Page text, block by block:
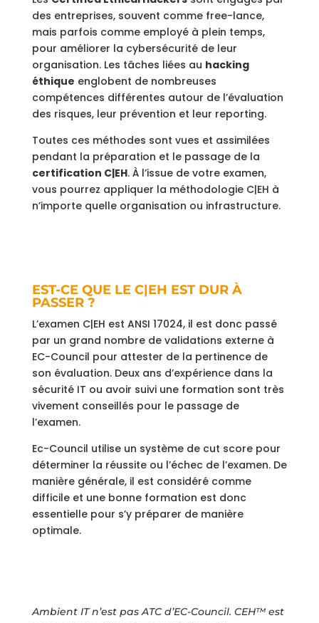
des entreprises, souvent comme free-lance,
mais parfois comme employé à plein temps,
pour améliorer la cybersécurité de leur
organisation. Les tâches liées au hacking
éthique englobent de nombreuses
compétences différentes autour de l’évaluation
des risques, leur prévention et leur reporting.
Toutes ces méthodes sont vues et assimilées
pendant la préparation et le passage de la
certification C|EH. À l’issue de votre examen,
vous pourrez appliquer la méthodologie C|EH à
n’importe quelle organisation ou infrastructure.
EST-CE QUE LE C|EH EST DUR À
PASSER ?
L’examen C|EH est ANSI 17024, il est donc passé
par un grand nombre de validations externe à
EC-Council pour attester de la pertinence de
son évaluation. Deux ans d’expérience dans la
sécurité IT ou avoir suivi une formation sont très
vivement conseillés pour le passage de
l’examen.
Ec-Council utilise un système de cut score pour
déterminer la réussite ou l’échec de l’examen. De
manière générale, il est considéré comme
difficile et une bonne formation est donc
essentielle pour s’y préparer de manière
optimale.
Ambient IT n’est pas ATC d’EC-Council. CEH™ est